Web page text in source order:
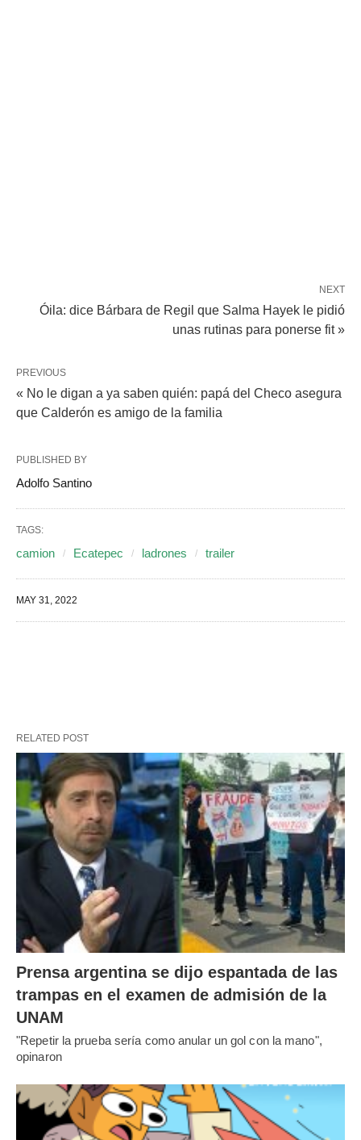
NEXT
Óila: dice Bárbara de Regil que Salma Hayek le pidió
unas rutinas para ponerse fit »
PREVIOUS
« No le digan a ya saben quién: papá del Checo asegura
que Calderón es amigo de la familia
PUBLISHED BY
Adolfo Santino
TAGS:
camion Ecatepec ladrones trailer
MAY 31, 2022
RELATED POST
Prensa argentina se dijo espantada de las
trampas en el examen de admisión de la
UNAM
"Repetir la prueba sería como anular un gol con la mano",
opinaron